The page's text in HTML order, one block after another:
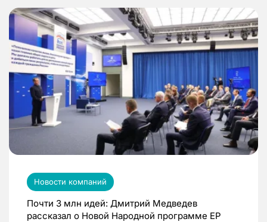
Новости компаний
Почти 3 млн идей: Дмитрий Медведев
рассказал о Новой Народной программе ЕР